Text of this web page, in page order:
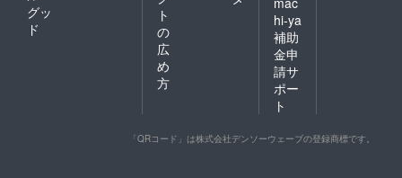
グッ
ド
ト
の
広
め
方
hi-ya
補助
金申
請サ
ポー
ト
「QRコード」は株式会社デンソーウェーブの登録商標です。